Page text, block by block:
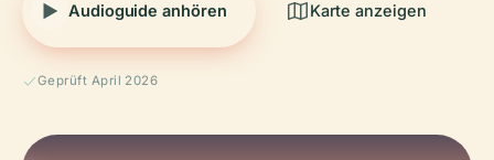
Audioguide anhören Karte anzeigen
Geprüft April 2026